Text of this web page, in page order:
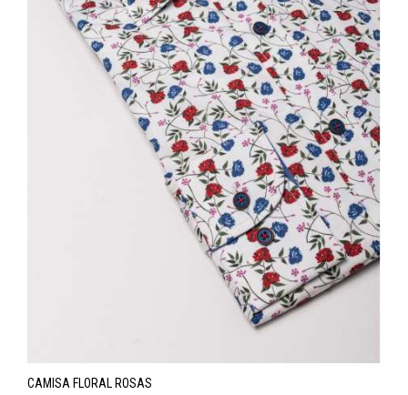
CAMISA FLORAL ROSAS